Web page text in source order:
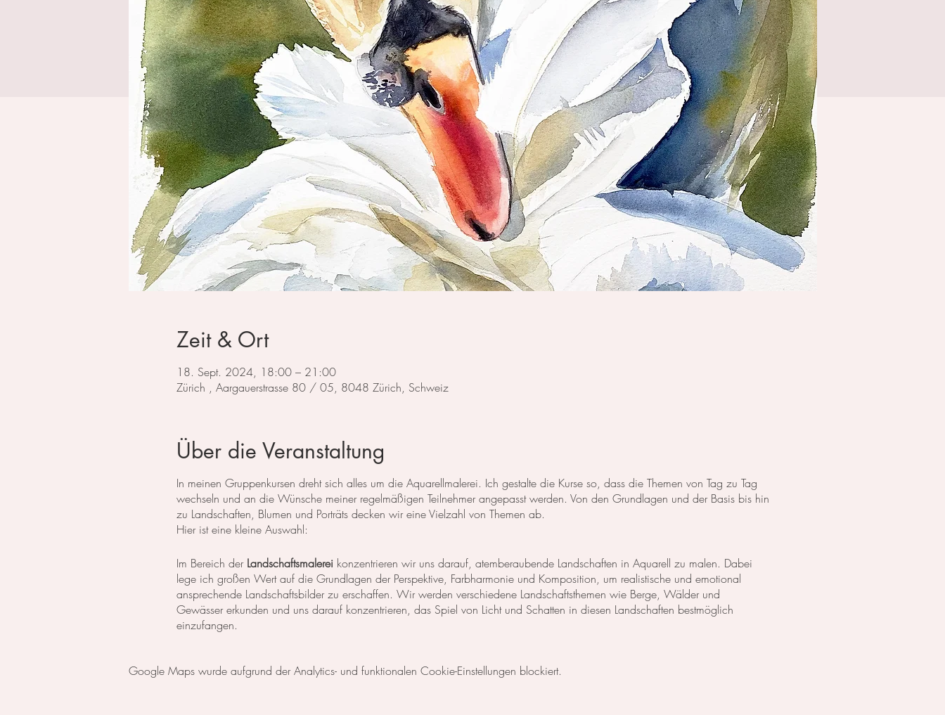
Zeit & Ort
18. Sept. 2024, 18:00 – 21:00
Zürich , Aargauerstrasse 80 / 05, 8048 Zürich, Schweiz
Über die Veranstaltung
In meinen Gruppenkursen dreht sich alles um die Aquarellmalerei. Ich gestalte die Kurse so, dass die Themen von Tag zu Tag
wechseln und an die Wünsche meiner regelmäßigen Teilnehmer angepasst werden. Von den Grundlagen und der Basis bis hin
zu Landschaften, Blumen und Porträts decken wir eine Vielzahl von Themen ab.
Hier ist eine kleine Auswahl:
Im Bereich der Landschaftsmalereikonzentrieren wir uns darauf, atemberaubende Landschaften in Aquarell zu malen. Dabei
lege ich großen Wert auf die Grundlagen der Perspektive, Farbharmonie und Komposition, um realistische und emotional
ansprechende Landschaftsbilder zu erschaffen. Wir werden verschiedene Landschaftsthemen wie Berge, Wälder und
Gewässer erkunden und uns darauf konzentrieren, das Spiel von Licht und Schatten in diesen Landschaften bestmöglich
einzufangen.
erlernen die notwendigen Techniken, um die Details der Blüten und Blätter so realistisch wie möglich darzustellen. Außerdem
Google Maps wurde aufgrund der Analytics- und funktionalen Cookie-Einstellungen blockiert.